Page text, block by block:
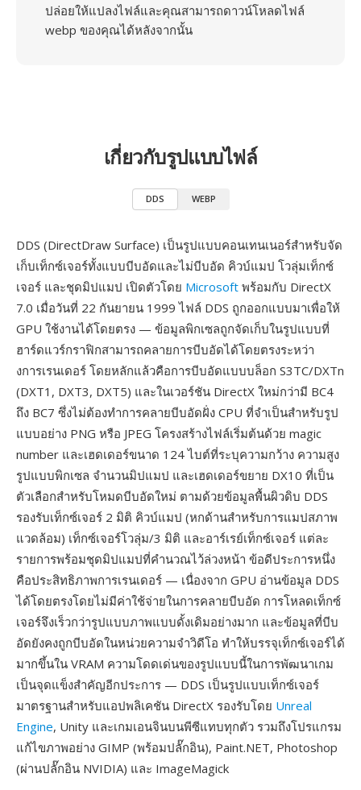
ปล่อยให้แปลงไฟล์และคุณสามารถดาวน์โหลดไฟล์
webp ของคุณได้หลังจากนั้น
เกี่ยวกับรูปแบบไฟล์
DDS WEBP
DDS (DirectDraw Surface) เป็นรูปแบบคอนเทนเนอร์สำหรับจัด
เก็บเท็กซ์เจอร์ทั้งแบบบีบอัดและไม่บีบอัด คิวบ์แมป โวลุ่มเท็กซ์
เจอร์ และชุดมิปแมป เปิดตัวโดย Microsoft พร้อมกับ DirectX
7.0 เมื่อวันที่ 22 กันยายน 1999 ไฟล์ DDS ถูกออกแบบมาเพื่อให้
GPU ใช้งานได้โดยตรง — ข้อมูลพิกเซลถูกจัดเก็บในรูปแบบที่
ฮาร์ดแวร์กราฟิกสามารถคลายการบีบอัดได้โดยตรงระหว่า
งการเรนเดอร์ โดยหลักแล้วคือการบีบอัดแบบบล็อก S3TC/DXTn
(DXT1, DXT3, DXT5) และในเวอร์ชัน DirectX ใหม่กว่ามี BC4
ถึง BC7 ซึ่งไม่ต้องทำการคลายบีบอัดฝั่ง CPU ที่จำเป็นสำหรับรูป
แบบอย่าง PNG หรือ JPEG โครงสร้างไฟล์เริ่มต้นด้วย magic
number และเฮดเดอร์ขนาด 124 ไบต์ที่ระบุความกว้าง ความสูง
รูปแบบพิกเซล จำนวนมิปแมป และเฮดเดอร์ขยาย DX10 ที่เป็น
ตัวเลือกสำหรับโหมดบีบอัดใหม่ ตามด้วยข้อมูลพื้นผิวดิบ DDS
รองรับเท็กซ์เจอร์ 2 มิติ คิวบ์แมป (หกด้านสำหรับการแมปสภาพ
แวดล้อม) เท็กซ์เจอร์โวลุ่ม/3 มิติ และอาร์เรย์เท็กซ์เจอร์ แต่ละ
รายการพร้อมชุดมิปแมปที่คำนวณไว้ล่วงหน้า ข้อดีประการหนึ่ง
คือประสิทธิภาพการเรนเดอร์ — เนื่องจาก GPU อ่านข้อมูล DDS
ได้โดยตรงโดยไม่มีค่าใช้จ่ายในการคลายบีบอัด การโหลดเท็กซ์
เจอร์จึงเร็วกว่ารูปแบบภาพแบบดั้งเดิมอย่างมาก และข้อมูลที่บีบ
อัดยังคงถูกบีบอัดในหน่วยความจำวิดีโอ ทำให้บรรจุเท็กซ์เจอร์ได้
มากขึ้นใน VRAM ความโดดเด่นของรูปแบบนี้ในการพัฒนาเกม
เป็นจุดแข็งสำคัญอีกประการ — DDS เป็นรูปแบบเท็กซ์เจอร์
มาตรฐานสำหรับแอปพลิเคชัน DirectX รองรับโดย Unreal
Engine, Unity และเกมเอนจินบนพีซีแทบทุกตัว รวมถึงโปรแกรม
แก้ไขภาพอย่าง GIMP (พร้อมปลั๊กอิน), Paint.NET, Photoshop
(ผ่านปลั๊กอิน NVIDIA) และ ImageMagick